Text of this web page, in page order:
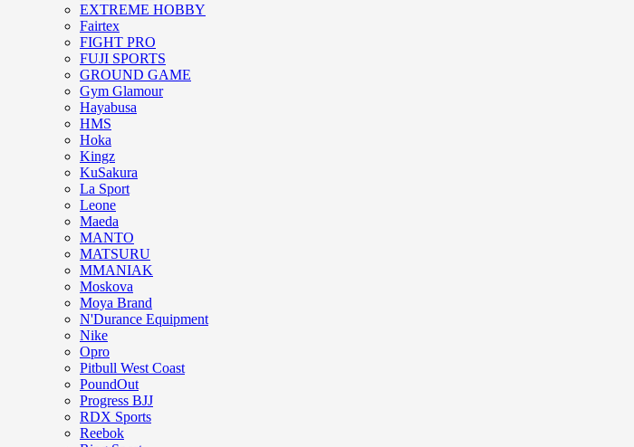
EXTREME HOBBY
Fairtex
FIGHT PRO
FUJI SPORTS
GROUND GAME
Gym Glamour
Hayabusa
HMS
Hoka
Kingz
KuSakura
La Sport
Leone
Maeda
MANTO
MATSURU
MMANIAK
Moskova
Moya Brand
N'Durance Equipment
Nike
Opro
Pitbull West Coast
PoundOut
Progress BJJ
RDX Sports
Reebok